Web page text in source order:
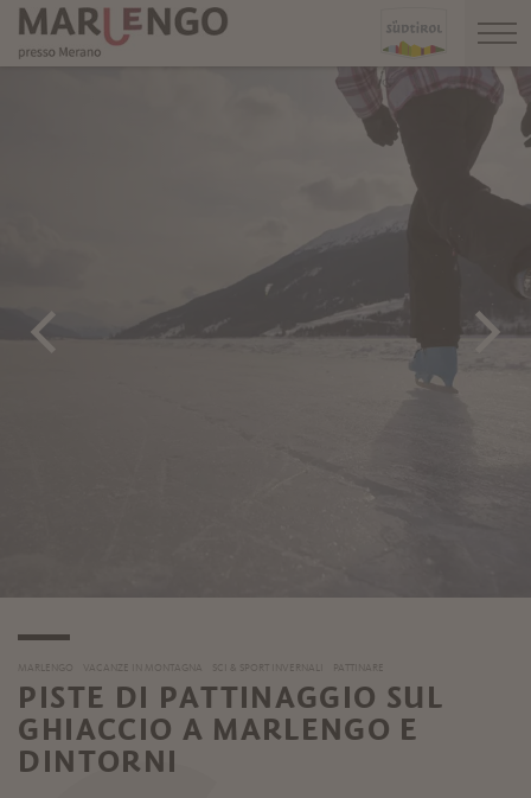
MARLENGO VACANZE IN MONTAGNA SCI & SPORT INVERNALI PATTINARE
PISTE DI PATTINAGGIO SUL
GHIACCIO A MARLENGO E
DINTORNI